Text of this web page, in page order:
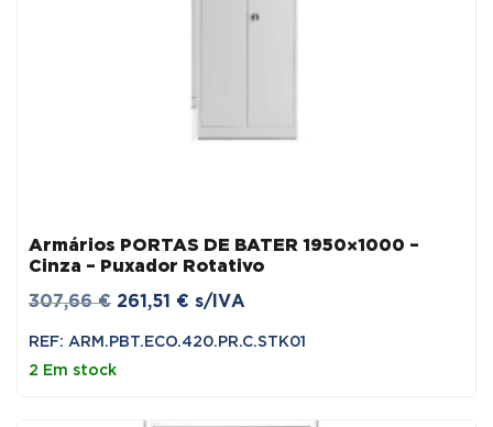
Armários PORTAS DE BATER 1950×1000 –
Cinza – Puxador Rotativo
307,66€ O
261,51 € O
s/IVA
REF: ARM.PBT.ECO.420.PR.C.STK01
2 Em stock